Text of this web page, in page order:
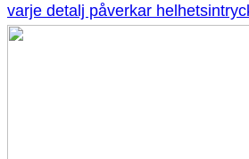
varje detalj påverkar